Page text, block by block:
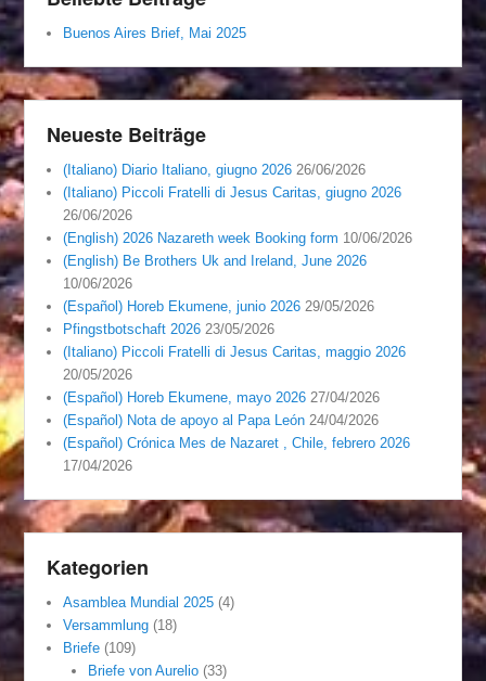
Buenos Aires Brief, Mai 2025
Neueste Beiträge
(Italiano) Diario Italiano, giugno 2026 26/06/2026
(Italiano) Piccoli Fratelli di Jesus Caritas, giugno 2026
26/06/2026
(English) 2026 Nazareth week Booking form 10/06/2026
(English) Be Brothers Uk and Ireland, June 2026
10/06/2026
(Español) Horeb Ekumene, junio 2026 29/05/2026
Pfingstbotschaft 2026 23/05/2026
(Italiano) Piccoli Fratelli di Jesus Caritas, maggio 2026
20/05/2026
(Español) Horeb Ekumene, mayo 2026 27/04/2026
(Español) Nota de apoyo al Papa León 24/04/2026
(Español) Crónica Mes de Nazaret , Chile, febrero 2026
17/04/2026
Kategorien
Asamblea Mundial 2025 (4)
Versammlung (18)
Briefe (109)
Briefe von Aurelio(33)